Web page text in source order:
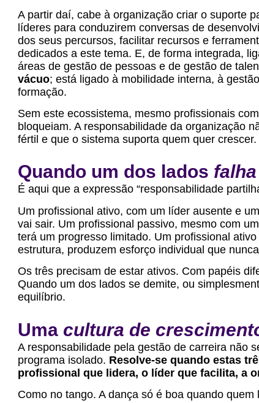
A partir daí, cabe à organização criar o suporte
líderes para conduzirem conversas de
dos seus percursos, facilitar recursos e
dedicados a este tema. E, de forma integrada,
áreas de gestão de pessoas e de gestão de
vácuo; está ligado à mobilidade interna, à
formação.
Sem este ecossistema, mesmo profissionais
bloqueiam. A responsabilidade da organização
fértil e que o sistema suporta quem quer crescer.
Quando um dos lados falha
É aqui que a expressão “responsabilidade
Um profissional ativo, com um líder ausente e
vai sair. Um profissional passivo, mesmo com
terá um progresso limitado. Um profissional
estrutura, produzem esforço individual que
Os três precisam de estar ativos. Com papéis
Quando um dos lados se demite, ou
equilíbrio.
Uma cultura de
A responsabilidade pela gestão de carreira não
programa isolado. Resolve-se quando estas
profissional que lidera, o líder que facilita, a
Como no tango. A dança só é boa quando